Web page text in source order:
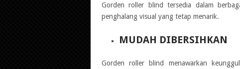
Gorden roller blind tersedia dalam
penghalang visual yang tetap menarik.
MUDAH DIBERSIHKAN
Gorden roller blind menawarkan